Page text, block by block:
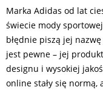
Marka Adidas od lat
świecie mody
błędnie piszą jej
jest pewne – jej
designu i wysokiej
online stały się normą,